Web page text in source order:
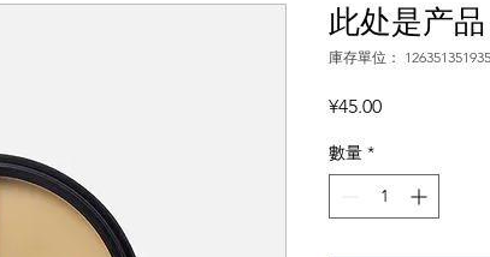
此处是产品
庫存單位： 126351351935
¥45.00價
數量 *